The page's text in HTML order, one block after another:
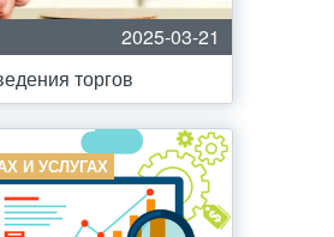
2025-03-21
торгов
И УСЛУГАХ